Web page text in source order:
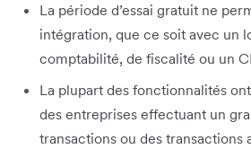
La période d’essai gratuit ne
intégration, que ce soit avec un
comptabilité, de fiscalité ou un
La plupart des fonctionnalités
des entreprises effectuant un
transactions ou des transactions